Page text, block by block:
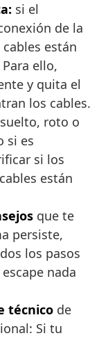
si el
de la
están
ello,
y quita el
los cables.
roto o
si es
si los
están
que te
persiste,
los pasos
nada
técnico de
Si tu